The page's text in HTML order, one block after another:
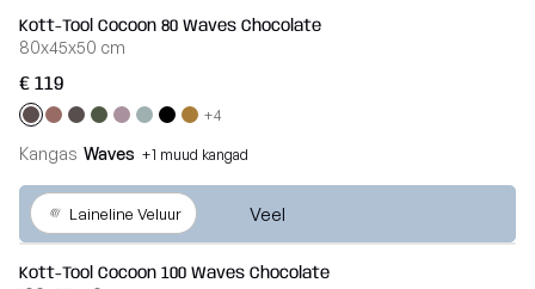
Kott-Tool Cocoon 80 Waves Chocolate
80x45x50 cm
€ 119
+4
Kangas Waves +1 muud kangad
Veel
Laineline Veluur
Kott-Tool Cocoon 100 Waves Chocolate